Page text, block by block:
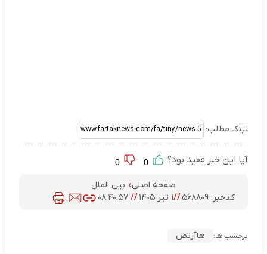
لینک مطلب:
آیا این خبر مفید بود؟
صفحه اصلی
بین الملل
کدخبر:۵۶۸۸۰۹ //۱ تیر ۱۴۰۵ //۰۸:۴۰:۵۷
برچسب ها: هاآرتص